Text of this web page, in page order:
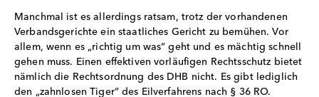
Manchmal ist es allerdings ratsam, trotz der vorhandenen
Verbandsgerichte ein staatliches Gericht zu bemühen. Vor
allem, wenn es „richtig um was“ geht und es mächtig schnell
gehen muss. Einen effektiven vorläufigen Rechtsschutz bietet
nämlich die Rechtsordnung des DHB nicht. Es gibt lediglich
den „zahnlosen Tiger“ des Eilverfahrens nach § 36 RO.